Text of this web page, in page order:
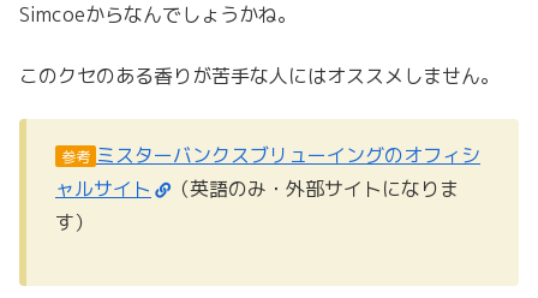
Simcoeからなんでしょうかね。
このクセのある香りが苦手な人にはオススメしません。
参考 ミスターバンクスブリューイングのオフィシ
ャルサイト
（英語のみ・外部サイトになりま
す）